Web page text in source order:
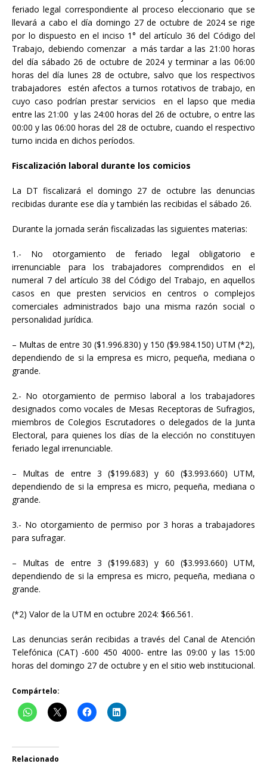
feriado legal correspondiente al proceso eleccionario que se
llevará a cabo el día domingo 27 de octubre de 2024 se rige
por lo dispuesto en el inciso 1° del artículo 36 del Código del
Trabajo, debiendo comenzar a más tardar a las 21:00 horas
del día sábado 26 de octubre de 2024 y terminar a las 06:00
horas del día lunes 28 de octubre, salvo que los respectivos
trabajadores estén afectos a turnos rotativos de trabajo, en
cuyo caso podrían prestar servicios en el lapso que media
entre las 21:00 y las 24:00 horas del 26 de octubre, o entre las
00:00 y las 06:00 horas del 28 de octubre, cuando el respectivo
turno incida en dichos períodos.
Fiscalización laboral durante los comicios
La DT fiscalizará el domingo 27 de octubre las denuncias
recibidas durante ese día y también las recibidas el sábado 26.
Durante la jornada serán fiscalizadas las siguientes materias:
1.- No otorgamiento de feriado legal obligatorio e
irrenunciable para los trabajadores comprendidos en el
numeral 7 del artículo 38 del Código del Trabajo, en aquellos
casos en que presten servicios en centros o complejos
comerciales administrados bajo una misma razón social o
personalidad jurídica.
– Multas de entre 30 ($1.996.830) y 150 ($9.984.150) UTM (*2),
dependiendo de si la empresa es micro, pequeña, mediana o
grande.
2.- No otorgamiento de permiso laboral a los trabajadores
designados como vocales de Mesas Receptoras de Sufragios,
miembros de Colegios Escrutadores o delegados de la Junta
Electoral, para quienes los días de la elección no constituyen
feriado legal irrenunciable.
– Multas de entre 3 ($199.683) y 60 ($3.993.660) UTM,
dependiendo de si la empresa es micro, pequeña, mediana o
grande.
3.- No otorgamiento de permiso por 3 horas a trabajadores
para sufragar.
– Multas de entre 3 ($199.683) y 60 ($3.993.660) UTM,
dependiendo de si la empresa es micro, pequeña, mediana o
grande.
(*2) Valor de la UTM en octubre 2024: $66.561.
Las denuncias serán recibidas a través del Canal de Atención
Telefónica (CAT) -600 450 4000- entre las 09:00 y las 15:00
horas del domingo 27 de octubre y en el sitio web institucional.
Compártelo:
Relacionado